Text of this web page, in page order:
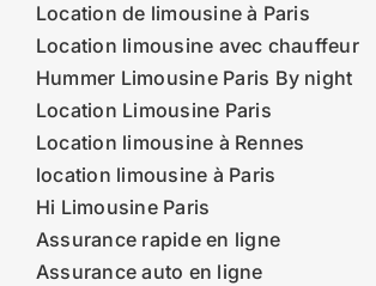
Location de limousine à Paris
Location limousine avec chauffeur
Hummer Limousine Paris By night
Location Limousine Paris
Location limousine à Rennes
location limousine à Paris
Hi Limousine Paris
Assurance rapide en ligne
Assurance auto en ligne